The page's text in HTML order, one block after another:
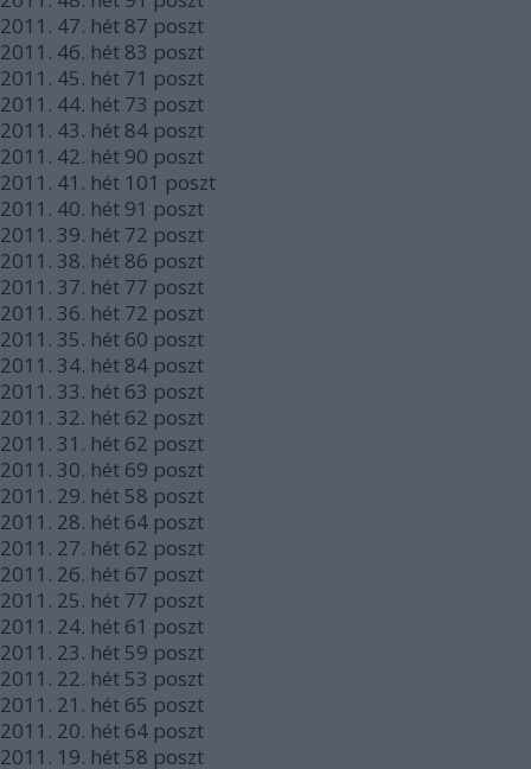
2011. 47. hét 87 poszt
2011. 46. hét 83 poszt
2011. 45. hét 71 poszt
2011. 44. hét 73 poszt
2011. 43. hét 84 poszt
2011. 42. hét 90 poszt
2011. 41. hét 101 poszt
2011. 40. hét 91 poszt
2011. 39. hét 72 poszt
2011. 38. hét 86 poszt
2011. 37. hét 77 poszt
2011. 36. hét 72 poszt
2011. 35. hét 60 poszt
2011. 34. hét 84 poszt
2011. 33. hét 63 poszt
2011. 32. hét 62 poszt
2011. 31. hét 62 poszt
2011. 30. hét 69 poszt
2011. 29. hét 58 poszt
2011. 28. hét 64 poszt
2011. 27. hét 62 poszt
2011. 26. hét 67 poszt
2011. 25. hét 77 poszt
2011. 24. hét 61 poszt
2011. 23. hét 59 poszt
2011. 22. hét 53 poszt
2011. 21. hét 65 poszt
2011. 20. hét 64 poszt
2011. 19. hét 58 poszt